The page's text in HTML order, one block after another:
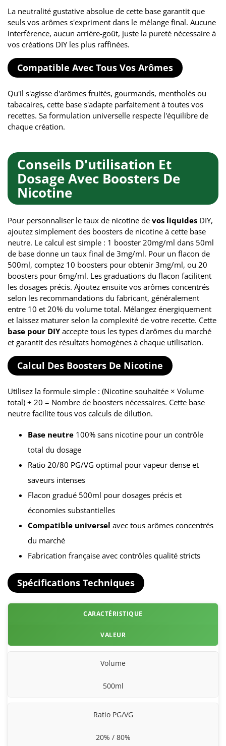
La neutralité gustative absolue de cette base garantit que
seuls vos arômes s'expriment dans le mélange final. Aucune
interférence, aucun arrière-goût, juste la pureté nécessaire à
vos créations DIY les plus raffinées.
Compatible Avec Tous Vos Arômes
Qu'il s'agisse d'arômes fruités, gourmands, mentholés ou
tabacaires, cette base s'adapte parfaitement à toutes vos
recettes. Sa formulation universelle respecte l'équilibre de
chaque création.
Conseils D'utilisation Et
Dosage Avec Boosters De
Nicotine
Pour personnaliser le taux de nicotine de vos liquides DIY,
ajoutez simplement des boosters de nicotine à cette base
neutre. Le calcul est simple : 1 booster 20mg/ml dans 50ml
de base donne un taux final de 3mg/ml. Pour un flacon de
500ml, comptez 10 boosters pour obtenir 3mg/ml, ou 20
boosters pour 6mg/ml. Les graduations du flacon facilitent
les dosages précis. Ajoutez ensuite vos arômes concentrés
selon les recommandations du fabricant, généralement
entre 10 et 20% du volume total. Mélangez énergiquement
et laissez maturer selon la complexité de votre recette. Cette
base pour DIYaccepte tous les types d'arômes du marché
et garantit des résultats homogènes à chaque utilisation.
Calcul Des Boosters De Nicotine
Utilisez la formule simple : (Nicotine souhaitée × Volume
total) ÷ 20 = Nombre de boosters nécessaires. Cette base
neutre facilite tous vos calculs de dilution.
Base neutre 100% sans nicotine pour un contrôle
total du dosage
Ratio 20/80 PG/VG optimal pour vapeur dense et
saveurs intenses
Flacon gradué 500ml pour dosages précis et
économies substantielles
Compatible universel avec tous arômes concentrés
du marché
Fabrication française avec contrôles qualité stricts
Spécifications Techniques
CARACTÉRISTIQUE
VALEUR
Volume
500ml
Ratio PG/VG
20% / 80%